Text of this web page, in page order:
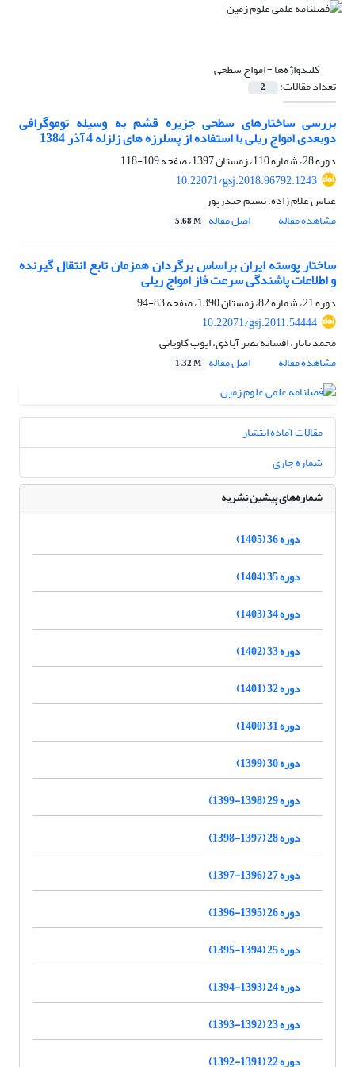
کلیدواژه‌ها =امواج سطحی
تعداد مقالات: 2
بررسی ساختارهای سطحی جزیره قشم به وسیله توموگرافی
دوبعدی امواج ریلی با استفاده از پسلرزه های زلزله 4 آذر 1384
دوره 28، شماره 110، زمستان 1397، صفحه
109-118
10.22071/gsj.2018.96792.1243
عباس غلام زاده، نسیم حیدرپور
مشاهده مقاله
اصل مقاله 5.68 M
ساختار پوسته ایران براساس برگردان همزمان تابع انتقال گیرنده
و اطلاعات پاشندگی سرعت فاز امواج ریلی
دوره 21، شماره 82، زمستان 1390، صفحه
83-94
10.22071/gsj.2011.54444
محمد تاتار، افسانه نصر آبادی، ایوب کاویانی
مشاهده مقاله
اصل مقاله 1.32 M
مقالات آماده انتشار
شماره جاری
شماره‌های پیشین نشریه
دوره 36 (1405)
دوره 35 (1404)
دوره 34 (1403)
دوره 33 (1402)
دوره 32 (1401)
دوره 31 (1400)
دوره 30 (1399)
دوره 29 (1398-1399)
دوره 28 (1397-1398)
دوره 27 (1396-1397)
دوره 26 (1395-1396)
دوره 25 (1394-1395)
دوره 24 (1393-1394)
دوره 23 (1392-1393)
دوره 22 (1391-1392)